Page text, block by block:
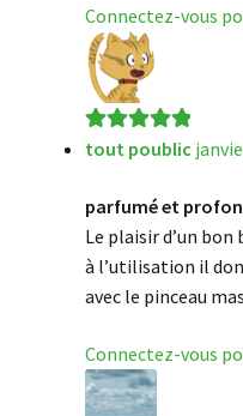
Connectez-vous
Note 5sur 5
tout poublic
parfumé et
Le plaisir d’un bon
à l’utilisation il
avec le pinceau
Connectez-vous